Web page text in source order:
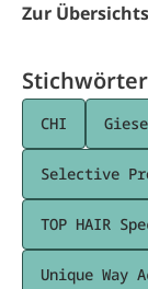
Zur
Stichwörter
CHI
Selective
TOP HAIR
Unique Way